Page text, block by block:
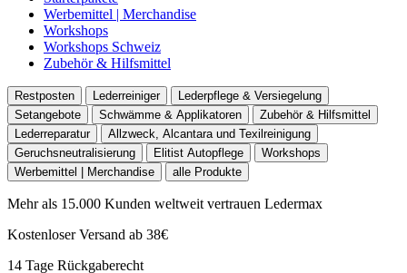
Werbemittel | Merchandise
Workshops
Workshops Schweiz
Zubehör & Hilfsmittel
Restposten Lederreiniger
Lederpflege & Versiegelung
Setangebote
Schwämme & Applikatoren
Zubehör & Hilfsmittel
Lederreparatur
Allzweck, Alcantara und Texilreinigung
Geruchsneutralisierung
Elitist Autopflege
Workshops
Werbemittel | Merchandise
alle Produkte
Mehr als 15.000 Kunden weltweit vertrauen Ledermax
Kostenloser Versand ab 38€
14 Tage Rückgaberecht